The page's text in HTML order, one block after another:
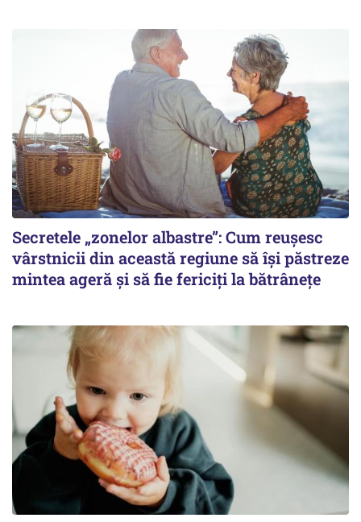
Secretele „zonelor albastre”: Cum reușesc
vârstnicii din această regiune să își păstreze
mintea ageră și să fie fericiți la bătrânețe